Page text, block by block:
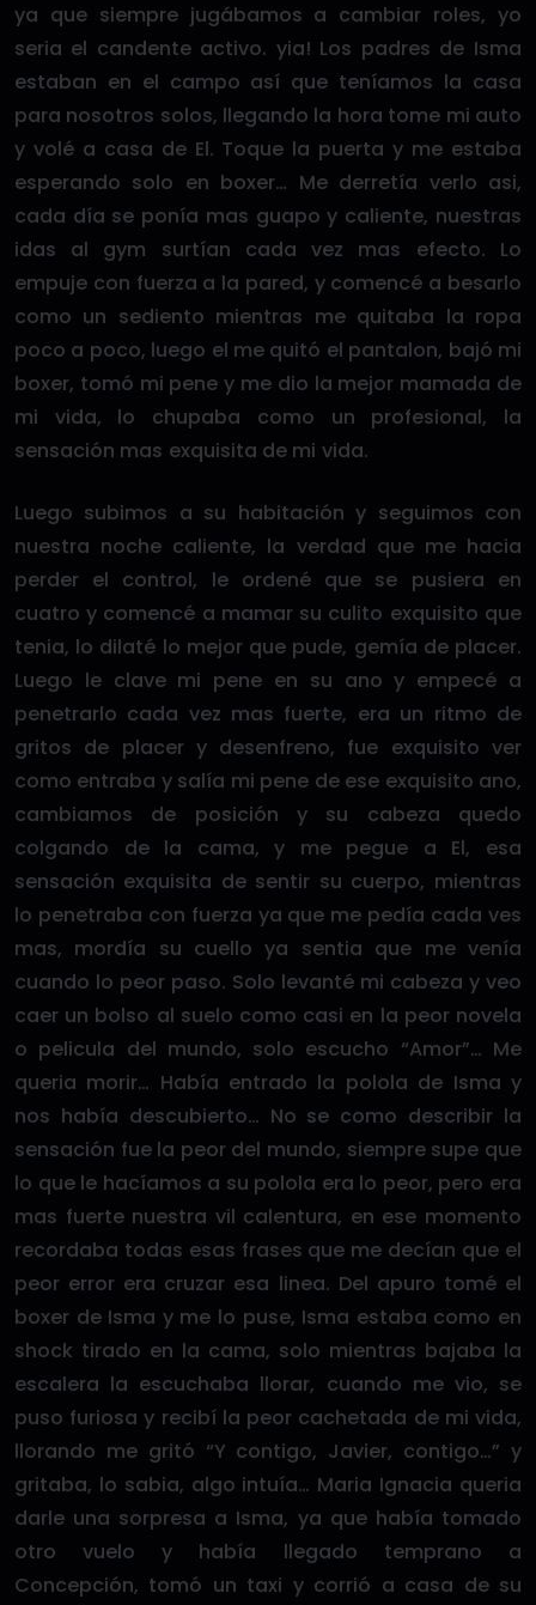
ya que siempre jugábamos a cambiar roles, yo
seria el candente activo. yia! Los padres de Isma
estaban en el campo así que teníamos la casa
para nosotros solos, llegando la hora tome mi auto
y volé a casa de El. Toque la puerta y me estaba
esperando solo en boxer… Me derretía verlo asi,
cada día se ponía mas guapo y caliente, nuestras
idas al gym surtían cada vez mas efecto. Lo
empuje con fuerza a la pared, y comencé a besarlo
como un sediento mientras me quitaba la ropa
poco a poco, luego el me quitó el pantalon, bajó mi
boxer, tomó mi pene y me dio la mejor mamada de
mi vida, lo chupaba como un profesional, la
sensación mas exquisita de mi vida.
Luego subimos a su habitación y seguimos con
nuestra noche caliente, la verdad que me hacia
perder el control, le ordené que se pusiera en
cuatro y comencé a mamar su culito exquisito que
tenia, lo dilaté lo mejor que pude, gemía de placer.
Luego le clave mi pene en su ano y empecé a
penetrarlo cada vez mas fuerte, era un ritmo de
gritos de placer y desenfreno, fue exquisito ver
como entraba y salía mi pene de ese exquisito ano,
cambiamos de posición y su cabeza quedo
colgando de la cama, y me pegue a El, esa
sensación exquisita de sentir su cuerpo, mientras
lo penetraba con fuerza ya que me pedía cada ves
mas, mordía su cuello ya sentia que me venía
cuando lo peor paso. Solo levanté mi cabeza y veo
caer un bolso al suelo como casi en la peor novela
o pelicula del mundo, solo escucho “Amor”… Me
queria morir… Había entrado la polola de Isma y
nos había descubierto… No se como describir la
sensación fue la peor del mundo, siempre supe que
lo que le hacíamos a su polola era lo peor, pero era
mas fuerte nuestra vil calentura, en ese momento
recordaba todas esas frases que me decían que el
peor error era cruzar esa linea. Del apuro tomé el
boxer de Isma y me lo puse, Isma estaba como en
shock tirado en la cama, solo mientras bajaba la
escalera la escuchaba llorar, cuando me vio, se
puso furiosa y recibí la peor cachetada de mi vida,
llorando me gritó “Y contigo, Javier, contigo…” y
gritaba, lo sabia, algo intuía… Maria Ignacia queria
darle una sorpresa a Isma, ya que había tomado
otro vuelo y había llegado temprano a
Concepción, tomó un taxi y corrió a casa de su